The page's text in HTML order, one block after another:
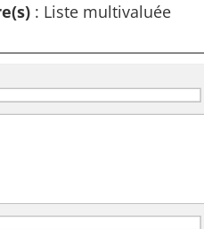
: Liste multivaluée